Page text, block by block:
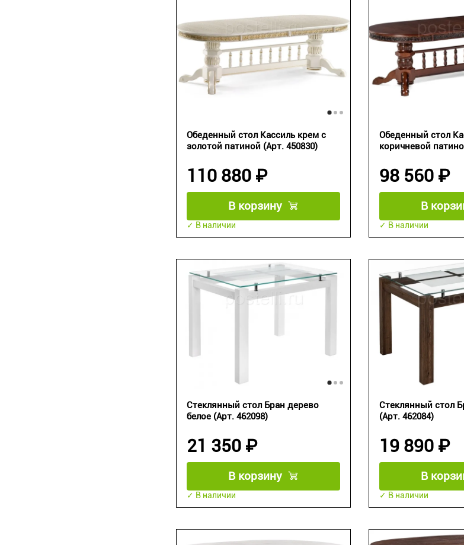
Обеденный стол Кассиль крем с
золотой патиной (Арт. 450830)
110 880 ₽
В корзину
✓ В наличии
Обеденный стол
коричневой
98 560 ₽
В
✓ В наличии
Стеклянный стол Бран дерево
белое (Арт. 462098)
21 350 ₽
В корзину
✓ В наличии
Стеклянный стол
(Арт. 462084)
19 890 ₽
В
✓ В наличии